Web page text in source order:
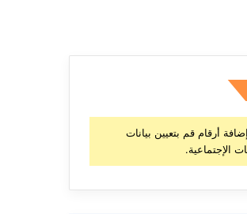
أرقام قم بتعيين بيانات
الإجتماعية.